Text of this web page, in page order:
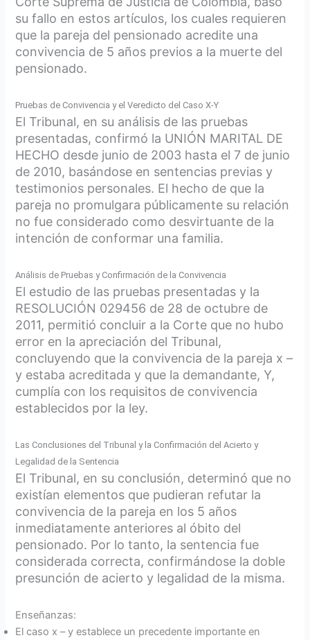
su fallo en estos artículos, los cuales requieren
que la pareja del pensionado acredite una
convivencia de 5 años previos a la muerte del
pensionado.
Pruebas de Convivencia y el Veredicto del Caso X-Y
El Tribunal, en su análisis de las pruebas
presentadas, confirmó la UNIÓN MARITAL DE
HECHO desde junio de 2003 hasta el 7 de junio
de 2010, basándose en sentencias previas y
testimonios personales. El hecho de que la
pareja no promulgara públicamente su relación
no fue considerado como desvirtuante de la
intención de conformar una familia.
Análisis de Pruebas y Confirmación de la Convivencia
El estudio de las pruebas presentadas y la
RESOLUCIÓN 029456 de 28 de octubre de
2011, permitió concluir a la Corte que no hubo
error en la apreciación del Tribunal,
concluyendo que la convivencia de la pareja x –
y estaba acreditada y que la demandante, Y,
cumplía con los requisitos de convivencia
establecidos por la ley.
Las Conclusiones del Tribunal y la Confirmación del Acierto y
Legalidad de la Sentencia
El Tribunal, en su conclusión, determinó que no
existían elementos que pudieran refutar la
convivencia de la pareja en los 5 años
inmediatamente anteriores al óbito del
pensionado. Por lo tanto, la sentencia fue
considerada correcta, confirmándose la doble
presunción de acierto y legalidad de la misma.
Enseñanzas:
El caso x – y establece un precedente importante en